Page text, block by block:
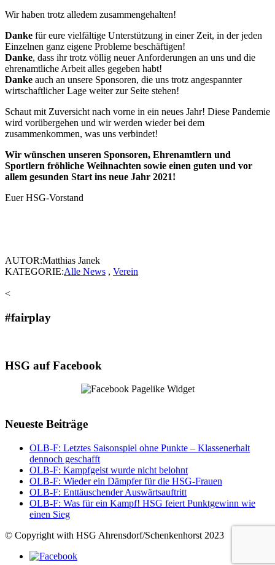
Wir haben trotz alledem zusammengehalten!
Danke für eure vielfältige Unterstützung in einer Zeit, in der jeden
Einzelnen ganz eigene Probleme beschäftigen!
Danke, dass ihr trotz völlig neuer Anforderungen an uns und die
ehrenamtliche Arbeit alles gegeben habt!
Danke auch an unsere Sponsoren, die uns trotz angespannter
wirtschaftlicher Lage weiter zur Seite stehen!
Schaut mit Zuversicht nach vorne in ein neues Jahr! Diese Pandemie
wird vorübergehen und wir werden wieder bei dem
zusammenkommen, was uns verbindet!
Wir wünschen unseren Sponsoren, Ehrenamtlern und
Sportlern fröhliche Weihnachten sowie einen guten und vor
allem gesunden Start ins neue Jahr 2021!
Euer HSG-Vorstand
AUTOR:Matthias Janek
KATEGORIE:Alle News , Verein
<
#fairplay
HSG auf Facebook
Neueste Beiträge
OLB-F: Letztes Saisonspiel ohne Punkte – Klassenerhalt
dennoch geschafft
OLB-F: Kampfgeist wurde nicht belohnt
OLB-F: Wieder ein Dämpfer für die HSG-Frauen
OLB-F: Enttäuschender Auswärtsauftritt
OLB-F: Was für ein Kampf! HSG feiert Punktgewinn wie
einen Sieg
© Copyright with HSG Ahrensdorf/Schenkenhorst 2023